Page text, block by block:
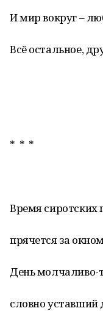
И мир вокруг –
Всё остальное,
* * *
Время сиротских
прячется за
День молчаливо-
словно уставший